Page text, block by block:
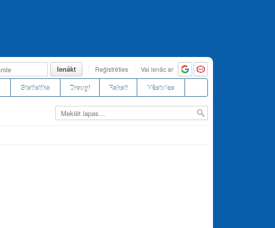
Ienākt Reģistrēties Vai ienāc ar
Statistika Draugi Raksti Vēstules